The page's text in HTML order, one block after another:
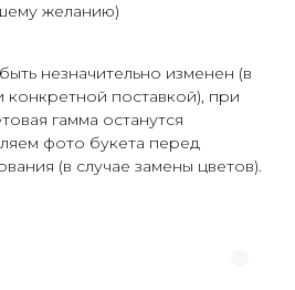
желанию)
незначительно изменен (в
конкретной поставкой), при
гамма останутся
фото букета перед
(в случае замены цветов).